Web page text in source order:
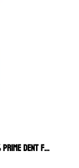
DENT FRASCO 1OZ